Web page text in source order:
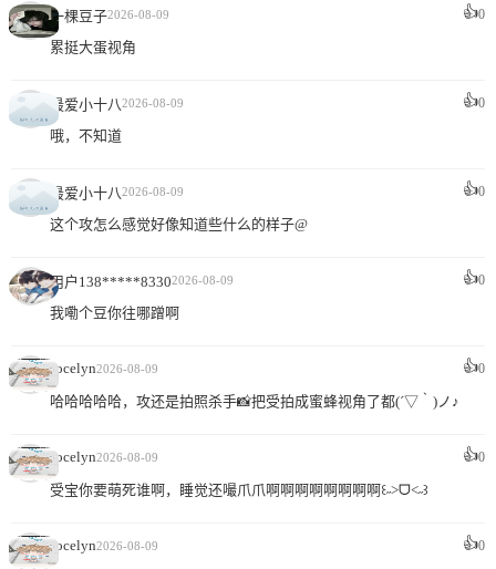
一棵豆子2026-08-09 👍0
累挺大蛋视角
最爱小十八2026-08-09 👍0
哦，不知道
最爱小十八2026-08-09 👍0
这个攻怎么感觉好像知道些什么的样子@
用户138*****83302026-08-09 👍0
我嘞个豆你往哪蹭啊
Jocelyn2026-08-09 👍0
哈哈哈哈哈，攻还是拍照杀手📸把受拍成蜜蜂视角了都(´▽｀)ノ♪
Jocelyn2026-08-09 👍0
受宝你要萌死谁啊，睡觉还嘬爪爪啊啊啊啊啊啊啊啊꒰˶>ᗜ<˶꒱​
Jocelyn2026-08-09 👍0